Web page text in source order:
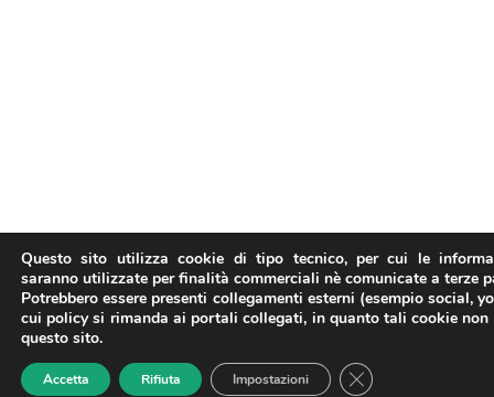
Questo sito utilizza cookie di tipo tecnico, per cui le
saranno utilizzate per finalità commerciali nè comunicate a terze
Potrebbero essere presenti collegamenti esterni (esempio social,
cui policy si rimanda ai portali collegati, in quanto tali cookie
questo sito.
Accetta Rifiuta Impostazioni Close GDPR